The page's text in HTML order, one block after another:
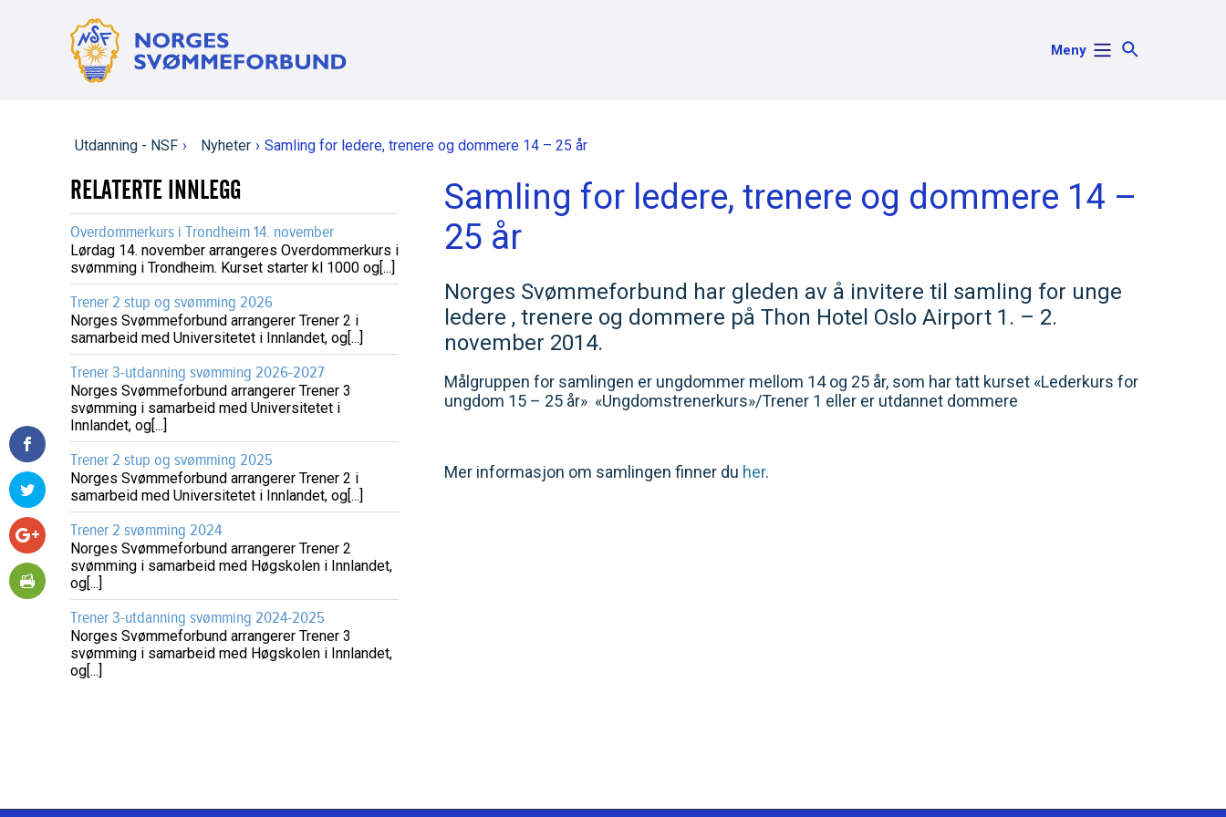
Meny
Utdanning - NSF › Nyheter › Samling for ledere, trenere og dommere 14 – 25 år
Samling for ledere, trenere og dommere 14 –
25 år
Norges Svømmeforbund har gleden av å invitere til samling for unge
ledere , trenere og dommere på Thon Hotel Oslo Airport 1. – 2.
november 2014.
Målgruppen for samlingen er ungdommer mellom 14 og 25 år, som har tatt kurset «Lederkurs for
ungdom 15 – 25 år» «Ungdomstrenerkurs»/Trener 1 eller er utdannet dommere
Mer informasjon om samlingen finner du her.
RELATERTE INNLEGG
Overdommerkurs i Trondheim 14. november
Lørdag 14. november arrangeres Overdommerkurs i
svømming i Trondheim. Kurset starter kl 1000 og[...]
Trener 2 stup og svømming 2026
Norges Svømmeforbund arrangerer Trener 2 i
samarbeid med Universitetet i Innlandet, og[...]
Trener 3-utdanning svømming 2026-2027
Norges Svømmeforbund arrangerer Trener 3
svømming i samarbeid med Universitetet i
Innlandet, og[...]
Trener 2 stup og svømming 2025
Norges Svømmeforbund arrangerer Trener 2 i
samarbeid med Universitetet i Innlandet, og[...]
Trener 2 svømming 2024
Norges Svømmeforbund arrangerer Trener 2
svømming i samarbeid med Høgskolen i Innlandet,
og[...]
Trener 3-utdanning svømming 2024-2025
Norges Svømmeforbund arrangerer Trener 3
svømming i samarbeid med Høgskolen i Innlandet,
og[...]